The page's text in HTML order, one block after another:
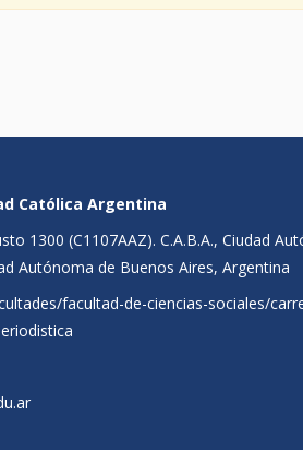
Católica Argentina
1300 (C1107AAZ). C.A.B.A., Ciudad
Autónoma de Buenos Aires, Argentina
facultad-de-ciencias-sociales/